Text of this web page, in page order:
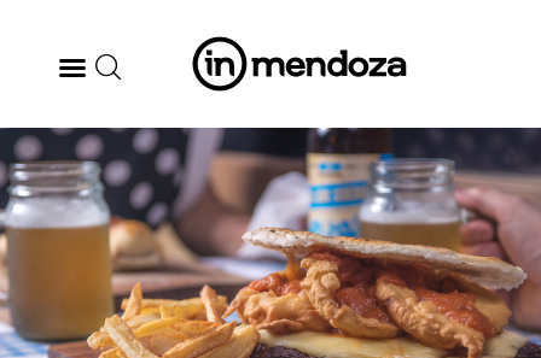
BODEGAS
GASTRONOMÍA
ARTE & CULTURA
MÚSICA